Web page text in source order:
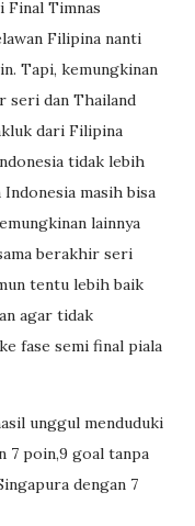
Timnas
Filipina nanti
Tapi, kemungkinan
seri dan Thailand
dari Filipina
tidak lebih
masih bisa
lainnya
berakhir seri
tentu lebih baik
agar tidak
fase semi final piala
unggul menduduki
7 poin,9 goal tanpa
dengan 7